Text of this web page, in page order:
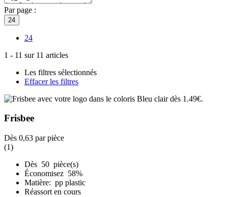
Par page :
24
24
1 - 11 sur 11 articles
Les filtres sélectionnés
Effacer les filtres
Frisbee
Dès 0,63 par pièce
(1)
Dès 50 pièce(s)
Économisez 58%
Matière: pp plastic
Réassort en cours